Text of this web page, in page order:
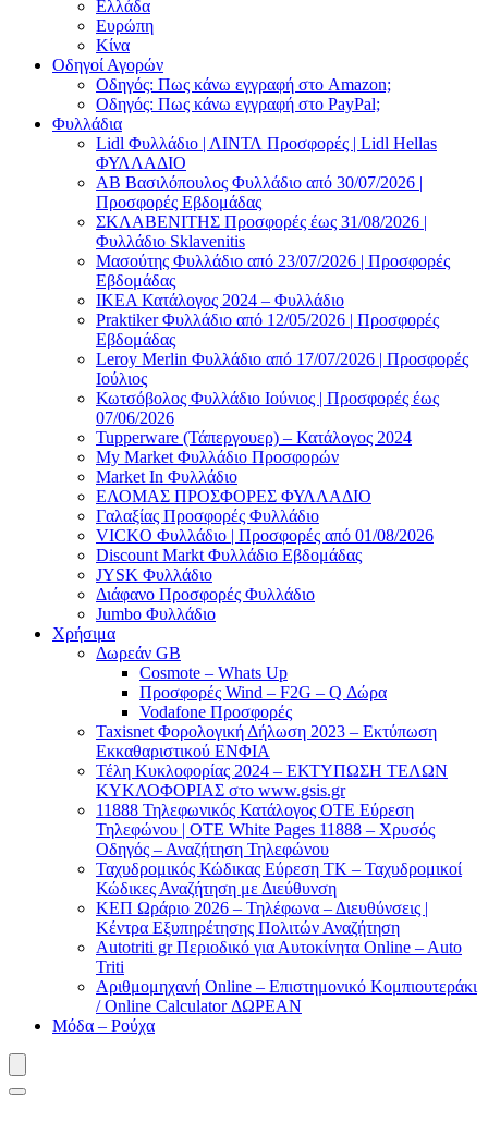
Ελλάδα
Ευρώπη
Κίνα
Οδηγοί Αγορών
Οδηγός: Πως κάνω εγγραφή στο Amazon;
Οδηγός: Πως κάνω εγγραφή στο PayPal;
Φυλλάδια
Lidl Φυλλάδιο | ΛΙΝΤΛ Προσφορές | Lidl Hellas
ΦΥΛΛΑΔΙΟ
AB Βασιλόπουλος Φυλλάδιο από 30/07/2026 |
Προσφορές Εβδομάδας
ΣΚΛΑΒΕΝΙΤΗΣ Προσφορές έως 31/08/2026 |
Φυλλάδιο Sklavenitis
Μασούτης Φυλλάδιο από 23/07/2026 | Προσφορές
Εβδομάδας
ΙΚΕΑ Κατάλογος 2024 – Φυλλάδιο
Praktiker Φυλλάδιο από 12/05/2026 | Προσφορές
Εβδομάδας
Leroy Merlin Φυλλάδιο από 17/07/2026 | Προσφορές
Ιούλιος
Κωτσόβολος Φυλλάδιο Ιούνιος | Προσφορές έως
07/06/2026
Tupperware (Τάπεργουερ) – Κατάλογος 2024
My Market Φυλλάδιο Προσφορών
Market In Φυλλάδιο
ΕΛΟΜΑΣ ΠΡΟΣΦΟΡΕΣ ΦΥΛΛΑΔΙΟ
Γαλαξίας Προσφορές Φυλλάδιο
VICKO Φυλλάδιο | Προσφορές από 01/08/2026
Discount Markt Φυλλάδιο Εβδομάδας
JYSK Φυλλάδιο
Διάφανο Προσφορές Φυλλάδιο
Jumbo Φυλλάδιο
Χρήσιμα
Δωρεάν GB
Cosmote – Whats Up
Προσφορές Wind – F2G – Q Δώρα
Vodafone Προσφορές
Taxisnet Φορολογική Δήλωση 2023 – Εκτύπωση
Εκκαθαριστικού EΝΦΙΑ
Τέλη Kυκλοφορίας 2024 – ΕΚΤΥΠΩΣΗ ΤΕΛΩΝ
ΚΥΚΛΟΦΟΡΙΑΣ στο www.gsis.gr
11888 Τηλεφωνικός Κατάλογος ΟΤΕ Εύρεση
Τηλεφώνου | OTE White Pages 11888 – Χρυσός
Οδηγός – Αναζήτηση Τηλεφώνου
Ταχυδρομικός Κώδικας Εύρεση ΤΚ – Ταχυδρομικοί
Κώδικες Αναζήτηση με Διεύθυνση
ΚΕΠ Ωράριο 2026 – Τηλέφωνα – Διευθύνσεις |
Κέντρα Εξυπηρέτησης Πολιτών Αναζήτηση
Autotriti gr Περιοδικό για Αυτοκίνητα Online – Auto
Triti
Αριθμομηχανή Online – Επιστημονικό Κομπιουτεράκι
/ Online Calculator ΔΩΡΕΑΝ
Μόδα – Ρούχα